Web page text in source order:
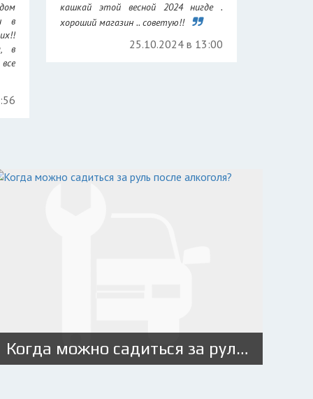
в
в
кашкай этой весной 2024 нигде .
хороший магазин .. советую!!
25.10.2024 в 13:00
Когда можно садиться за руль после алкоголя?